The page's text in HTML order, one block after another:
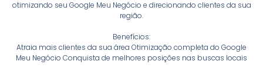
otimizando seu Google Meu Negócio e direcionando clientes da sua
região.
Benefícios:
Atraia mais clientes da sua área Otimização completa do Google
Meu Negócio Conquista de melhores posições nas buscas locais